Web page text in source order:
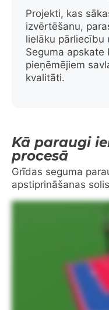
Projekti, kas
izvērtēšanu,
lielāku pārliecību
Seguma apskate
pieņēmējiem
kvalitāti.
Kā paraugi
procesā
Grīdas seguma
apstiprināšanas